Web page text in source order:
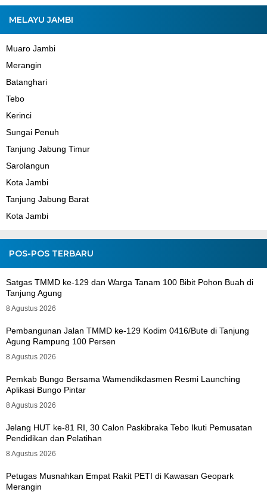
MELAYU JAMBI
Muaro Jambi
Merangin
Batanghari
Tebo
Kerinci
Sungai Penuh
Tanjung Jabung Timur
Sarolangun
Kota Jambi
Tanjung Jabung Barat
Kota Jambi
POS-POS TERBARU
Satgas TMMD ke-129 dan Warga Tanam 100 Bibit Pohon Buah di
Tanjung Agung
8 Agustus 2026
Pembangunan Jalan TMMD ke-129 Kodim 0416/Bute di Tanjung
Agung Rampung 100 Persen
8 Agustus 2026
Pemkab Bungo Bersama Wamendikdasmen Resmi Launching
Aplikasi Bungo Pintar
8 Agustus 2026
Jelang HUT ke-81 RI, 30 Calon Paskibraka Tebo Ikuti Pemusatan
Pendidikan dan Pelatihan
8 Agustus 2026
Petugas Musnahkan Empat Rakit PETI di Kawasan Geopark
Merangin